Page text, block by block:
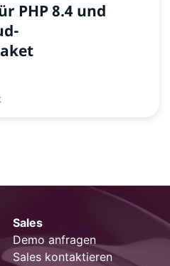
PHP 8.4 und